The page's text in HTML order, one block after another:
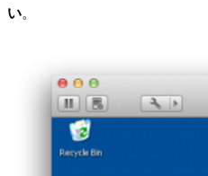
い。